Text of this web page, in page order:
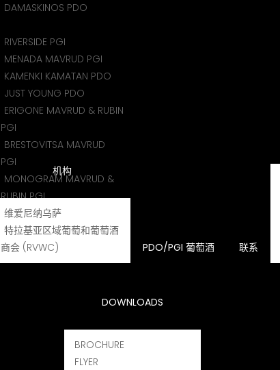
DAMASKINOS PDO
RIVERSIDE PGI
MENADA MAVRUD PGI
KAMENKI KAMATAN PDO
JUST YOUNG PDO
ERIGONE MAVRUD & RUBIN
PGI
BRESTOVITSA MAVRUD
PGI
MONOGRAM MAVRUD &
RUBIN PGI
ILAYA MAVRUD RESERVE
PGI
MAXIMINUS THRAX PGI
机构
维爱尼纳乌萨
特拉基亚区域葡萄和葡萄酒
商会 (RVWC)
PDO/PGI 葡萄酒 联系
DOWNLOADS
BROCHURE
FLYER